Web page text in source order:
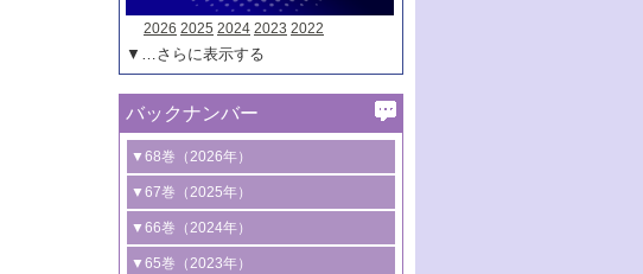
2026 2025 2024 2023 2022
▼…さらに表示する
バックナンバー
▼68巻（2026年）
1号 過酸化水素合成に関する研究動向
2号 コンピューター技術により加速する
触媒開発
▼67巻（2025年）
1号 CO
水素化によるグリーン燃料/グリ
ーンケミカル製造
▼66巻（2024年）
1号 低次元ナノ構造を有する触媒材料
▼65巻（2023年）